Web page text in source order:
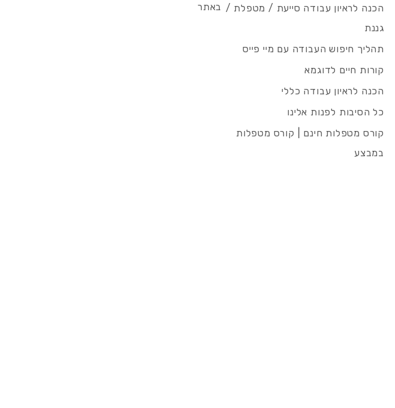
הכנה לראיון עבודה סייעת / מטפלת /
גננת
תהליך חיפוש העבודה עם מיי פייס
קורות חיים לדוגמא
הכנה לראיון עבודה כללי
כל הסיבות לפנות אלינו
קורס מטפלות חינם | קורס מטפלות
במבצע
באתר